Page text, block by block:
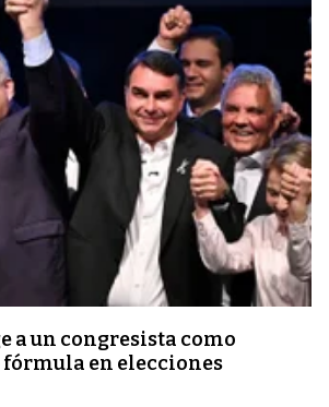
a un congresista como
en elecciones